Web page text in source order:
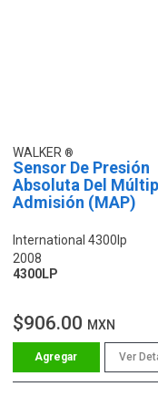
WALKER
Sensor De Presión
Absoluta Del
Admisión (MAP)
International 4300lp
2008
4300LP
$906.00 MXN
Ver